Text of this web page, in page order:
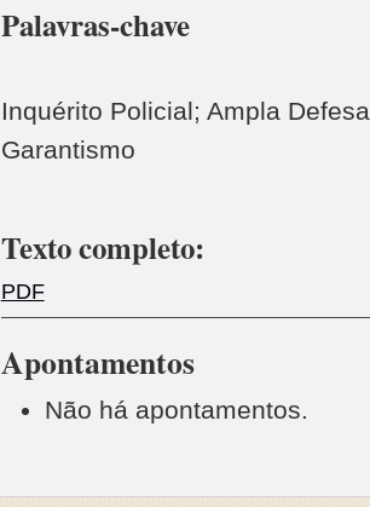
Palavras-chave
Inquérito Policial; Ampla
Garantismo
Texto completo:
PDF
Apontamentos
Não há apontamentos.